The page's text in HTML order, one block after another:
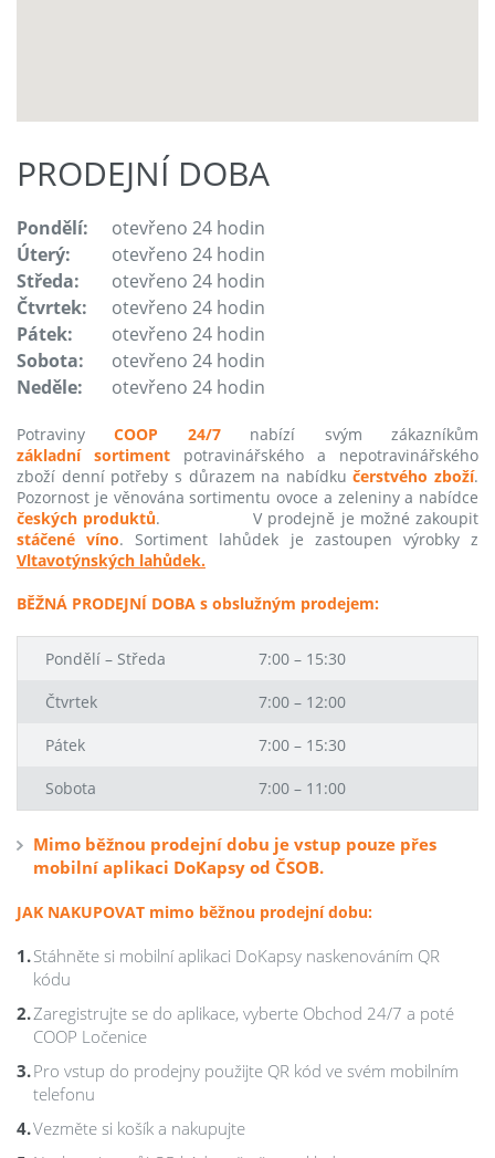
PRODEJNÍ DOBA
Pondělí:
otevřeno 24 hodin
Úterý:
otevřeno 24 hodin
Středa:
otevřeno 24 hodin
Čtvrtek:
otevřeno 24 hodin
Pátek:
otevřeno 24 hodin
Sobota:
otevřeno 24 hodin
Neděle:
otevřeno 24 hodin
PotravinyCOOP 24/7nabízí svým zákazníkům
základní sortiment potravinářského a nepotravinářského
zboží denní potřeby s důrazem na nabídkučerstvého zboží.
Pozornost je věnována sortimentu ovoce a zeleniny a nabídce
českých produktů. V prodejně je možné zakoupit
stáčené víno. Sortiment lahůdek je zastoupen výrobky z
Vltavotýnských lahůdek.
BĚŽNÁ PRODEJNÍ DOBA s obslužným prodejem:
Pondělí – Středa 7:00 – 15:30
Čtvrtek 7:00 – 12:00
Pátek 7:00 – 15:30
Sobota 7:00 – 11:00
Mimo běžnou prodejní dobu je vstup pouze přes
mobilní aplikaci DoKapsy od ČSOB.
JAK NAKUPOVAT mimo běžnou prodejní dobu:
Stáhněte si mobilní aplikaci DoKapsy naskenováním QR
kódu
Zaregistrujte se do aplikace, vyberte Obchod 24/7 a poté
COOP Ločenice
Pro vstup do prodejny použijte QR kód ve svém mobilním
telefonu
Vezměte si košík a nakupujte